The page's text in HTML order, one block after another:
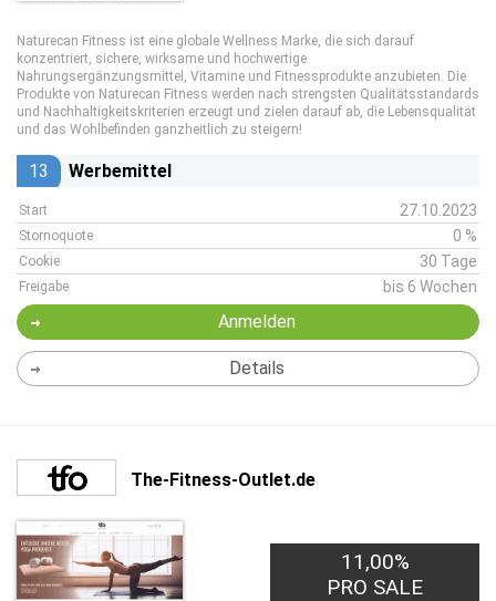
Naturecan Fitness ist eine globale Wellness Marke, die sich darauf
konzentriert, sichere, wirksame und hochwertige
Nahrungsergänzungsmittel, Vitamine und Fitnessprodukte anzubieten. Die
Produkte von Naturecan Fitness werden nach strengsten Qualitätsstandards
und Nachhaltigkeitskriterien erzeugt und zielen darauf ab, die Lebensqualität
und das Wohlbefinden ganzheitlich zu steigern!
13 Werbemittel
Start 27.10.2023
Stornoquote 0 %
Cookie 30 Tage
Freigabe bis 6 Wochen
Anmelden
Details
The-Fitness-Outlet.de
11,00%
PRO SALE